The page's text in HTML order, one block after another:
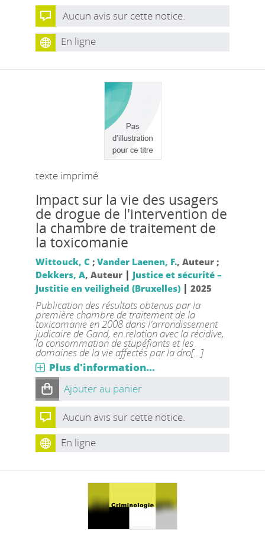
Aucun avis sur cette notice.
En ligne
texte imprimé
Impact sur la vie des usagers
de drogue de l'intervention de
la chambre de traitement de
la toxicomanie
Wittouck, C ; Vander Laenen, F., Auteur ;
Dekkers, A, Auteur | Justice et sécurité –
Justitie en veiligheid (Bruxelles)| 2025
Publication des résultats obtenus par la
première chambre de traitement de la
toxicomanie en 2008 dans l'arrondissement
judicaire de Gand, en relation avec la récidive,
la consommation de stupéfiants et les
domaines de la vie affectés par la dro[...]
Plus d'information...
Ajouter au panier
Aucun avis sur cette notice.
En ligne